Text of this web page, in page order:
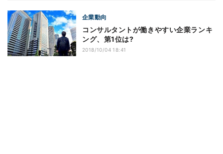
企業動向
コンサルタントが働きやすい企業ランキ
ング、第1位は?
2018/10/04 18:41